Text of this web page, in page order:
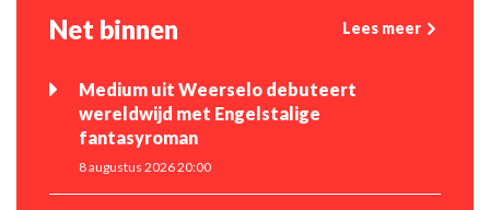
Net binnen Lees meer
Medium uit Weerselo debuteert
wereldwijd met Engelstalige
fantasyroman
8 augustus 2026 20:00